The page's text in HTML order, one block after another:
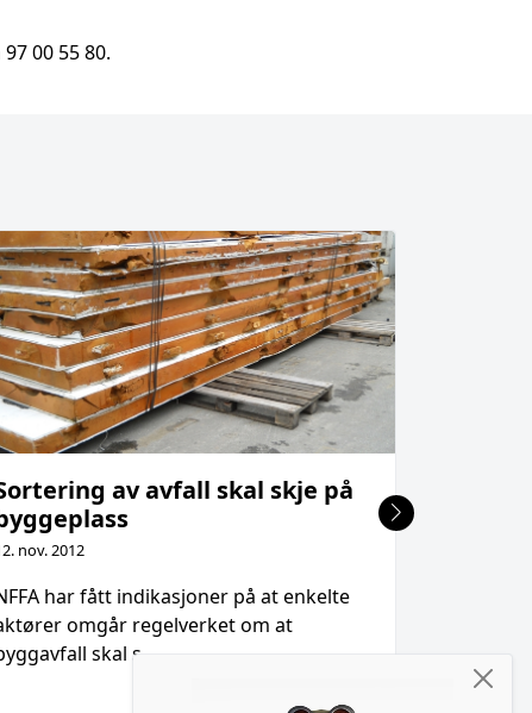
00 55 80.
av avfall skal skje på
nov. 2012
har fått indikasjoner på at enkelte
omgår regelverket om at
skal s…